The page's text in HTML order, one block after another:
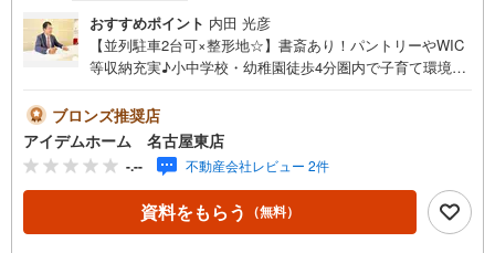
おすすめポイント 内田 光彦
【並列駐車2台可×整形地☆】書斎あり！パントリーやWIC
等収納充実♪小中学校・幼稚園徒歩4分圏内で子育て環境良
瀬戸市八幡台4期☆全2棟【2号棟】/当日のご来店・ご見
学、大歓迎♪【安心】耐震等級3取得【品質】設計住宅性能
評価書、建設住宅性能評価書【充実】浴室換気乾燥機、浄
水器、LOW-Eガラス、WIC、パントリー、SIC、書斎■愛知
環状鉄道「山口」駅 徒歩15分（約1160m）■みつば小学校:
徒歩4分（約280m）■光陵中学校 :徒歩3分（約200m）＜
ブロンズ推奨店
アイデムホーム 名古屋東店
-.-- 不動産会社レビュー 2件
資料をもらう （無料）